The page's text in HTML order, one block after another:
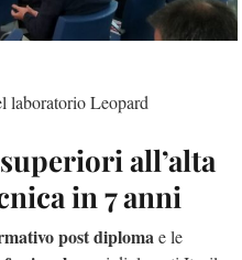
laboratorio Leopard
all’alta
in 7 anni
post diplomae le